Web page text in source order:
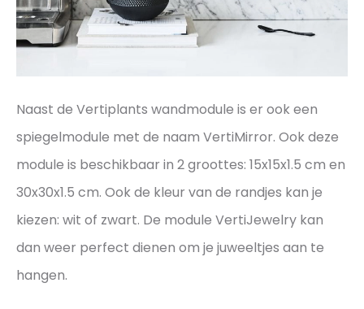
Naast de Vertiplants wandmodule is er ook een
spiegelmodule met de naam VertiMirror. Ook deze
module is beschikbaar in 2 groottes: 15x15x1.5 cm en
30x30x1.5 cm. Ook de kleur van de randjes kan je
kiezen: wit of zwart. De module VertiJewelry kan
dan weer perfect dienen om je juweeltjes aan te
hangen.